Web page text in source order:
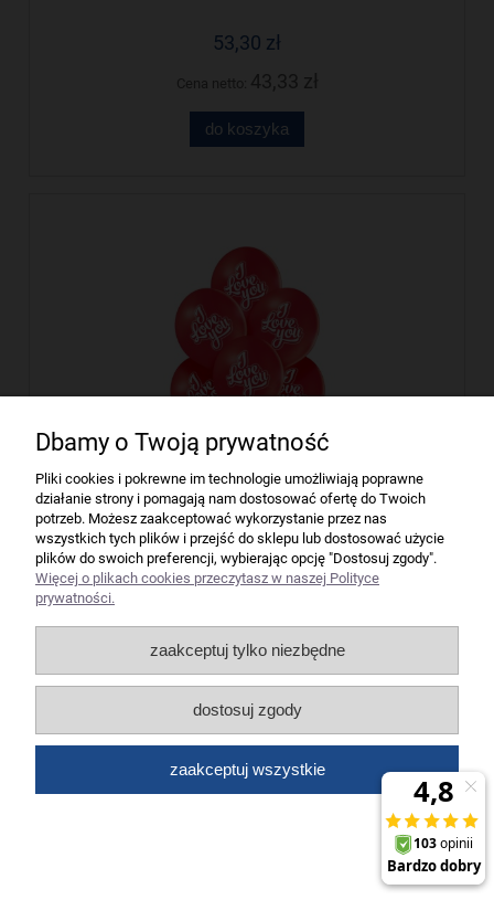
53,30 zł
do koszyka
Balony I LOVE YOU 6 szt BN06-286 ALIGA
12,45 zł
Cena netto:10,12 zł
do koszyka
Dbamy o Twoją prywatność
Pliki cookies i pokrewne im technologie umożliwiają poprawne
działanie strony i pomagają nam dostosować ofertę do Twoich
potrzeb. Możesz zaakceptować wykorzystanie przez nas
wszystkich tych plików i przejść do sklepu lub dostosować użycie
plików do swoich preferencji, wybierając opcję "Dostosuj zgody".
Więcej o plikach cookies przeczytasz w naszej Polityce
prywatności.
zaakceptuj tylko niezbędne
dostosuj zgody
zaakceptuj wszystkie